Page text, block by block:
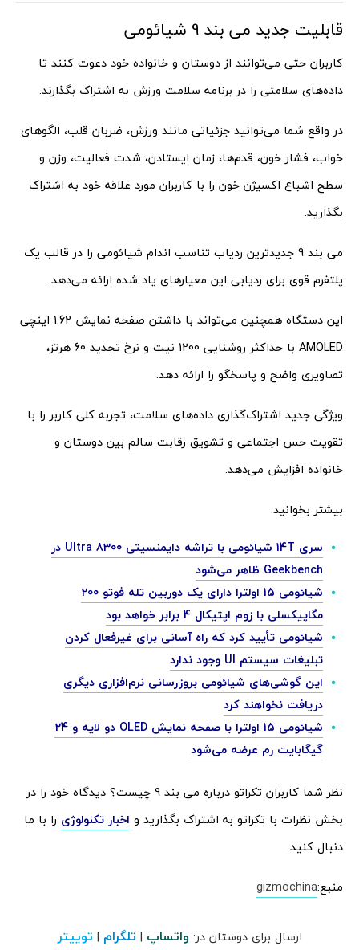
قابلیت جدید می بند 9 شیائومی
کاربران حتی می‌توانند از دوستان و خانواده خود دعوت کنند تا
داده‌های سلامتی را در برنامه سلامت ورزش به اشتراک بگذارند.
در واقع شما می‌توانید جزئیاتی مانند ورزش، ضربان قلب، الگوهای
خواب، فشار خون، قدم‌ها، زمان ایستادن، شدت فعالیت، وزن و
سطح اشباع اکسیژن خون را با کاربران مورد علاقه خود به اشتراک
بگذارید.
می بند 9 جدیدترین ردیاب تناسب اندام شیائومی را در قالب یک
پلتفرم قوی برای ردیابی این معیارهای یاد شده ارائه می‌دهد.
این دستگاه همچنین می‌تواند با داشتن صفحه نمایش 1.62 اینچی
AMOLED با حداکثر روشنایی 1200 نیت و نرخ تجدید 60 هرتز،
تصاویری واضح و پاسخگو را ارائه دهد.
ویژگی جدید اشتراک‌گذاری داده‌های سلامت، تجربه کلی کاربر را با
تقویت حس اجتماعی و تشویق رقابت سالم بین دوستان و
خانواده افزایش می‌دهد.
بیشتر بخوانید:
سری 14T شیائومی با تراشه دایمنسیتی 8300 Ultra در
Geekbench ظاهر می‌شود
شیائومی 15 اولترا دارای یک دوربین تله فوتو 200
مگاپیکسلی با زوم اپتیکال 4 برابر خواهد بود
شیائومی تأیید کرد که راه آسانی برای غیرفعال کردن
تبلیغات سیستم UI وجود ندارد
این گوشی‌های شیائومی بروزرسانی نرم‌افزاری دیگری
دریافت نخواهند کرد
شیائومی 15 اولترا با صفحه نمایش OLED دو لایه و 24
گیگابایت رم عرضه می‌شود
نظر شما کاربران تکراتو درباره می بند 9 چیست؟ دیدگاه خود را در
بخش نظرات با تکراتو به اشتراک بگذارید و اخبار تکنولوژی را با ما
دنبال کنید.
منبع:gizmochina
ارسال برای دوستان در: واتساپ | تلگرام | توییتر